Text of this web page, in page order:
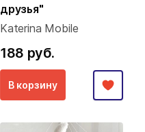
друзья"
Katerina Mobile
188 руб.
В корзину